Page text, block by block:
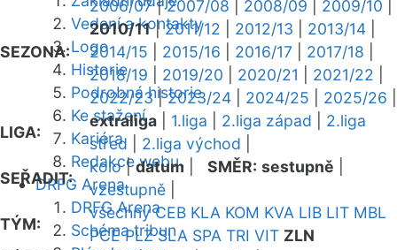
Vedení a kontakty
Logo
Historie
Podrobná historie
Ke stažení
Kariéra
Redakce webu
DRFG Arena
DRFG Arena
Schéma tribun
SEZONA:
2006/07|2007/08 2008/09 2009/10
2010/11|2011/12 2012/13 2013/14
2014/15
2015/16 2016/17 2017/18
2018/19
2019/20 2020/21 2021/22
2022/23|2023/24 2024/25 2025/26
LIGA:
extraliga 1.liga 2.liga západ
2.liga
střed
2.liga východ
SEŘADIT:
kolo|datum SMĚR: sestupně
vzestupně
TÝM:
všechny CEB KLA KOM KVA LIB LIT MBL
PCE PLZ SLA SPA TRI VIT ZLN